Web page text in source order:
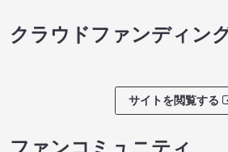
クラウドファンディン
サイトを閲覧する
ファンコミュニティ